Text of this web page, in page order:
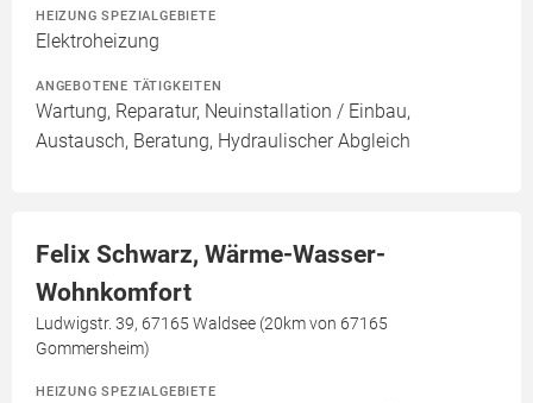
HEIZUNG SPEZIALGEBIETE
Elektroheizung
ANGEBOTENE TÄTIGKEITEN
Wartung, Reparatur, Neuinstallation / Einbau,
Austausch, Beratung, Hydraulischer Abgleich
Felix Schwarz, Wärme-Wasser-
Wohnkomfort
Ludwigstr. 39, 67165 Waldsee (20km von 67165
Gommersheim)
HEIZUNG SPEZIALGEBIETE